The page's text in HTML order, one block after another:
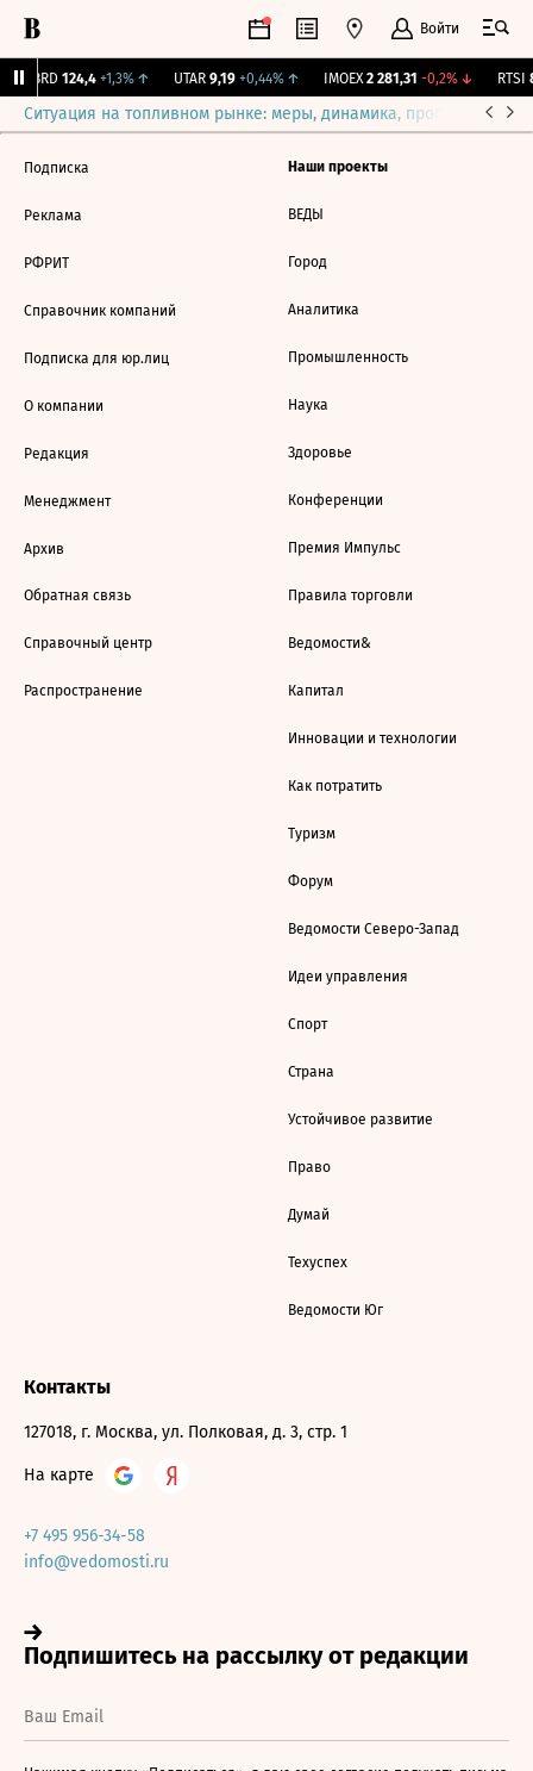
Войти
ABRD 124,4 +1,3%↑ UTAR 9,19 +0,44%↑ IMOEX 2 281,31 -0,2%↓ RTSI
Ситуация на топливном рынке: меры, динамика, прогнозы
Подписка
Реклама
РФРИТ
Справочник компаний
Подписка для юр.лиц
О компании
Редакция
Менеджмент
Архив
Обратная связь
Справочный центр
Распространение
Наши проекты
ВЕДЫ
Город
Аналитика
Промышленность
Наука
Здоровье
Конференции
Премия Импульс
Правила торговли
Ведомости&
Капитал
Инновации и технологии
Как потратить
Туризм
Форум
Ведомости Северо-Запад
Идеи управления
Спорт
Страна
Устойчивое развитие
Право
Думай
Техуспех
Ведомости Юг
Контакты
127018, г. Москва, ул. Полковая, д. 3, стр. 1
На карте
+7 495 956-34-58
info@vedomosti.ru